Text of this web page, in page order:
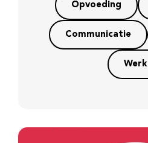
Opvoeding
Communicatie
Werk